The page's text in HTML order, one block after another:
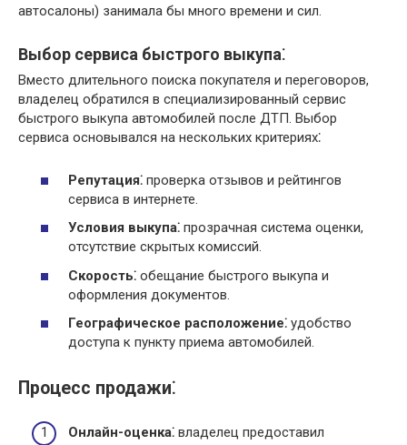
автосалоны) занимала бы много времени и сил.
Выбор сервиса быстрого выкупа⁚
Вместо длительного поиска покупателя и переговоров,
владелец обратился в специализированный сервис
быстрого выкупа автомобилей после ДТП. Выбор
сервиса основывался на нескольких критериях⁚
Репутация⁚ проверка отзывов и рейтингов
сервиса в интернете.
Условия выкупа⁚ прозрачная система оценки,
отсутствие скрытых комиссий.
Скорость⁚ обещание быстрого выкупа и
оформления документов.
Географическое расположение⁚ удобство
доступа к пункту приема автомобилей.
Процесс продажи⁚
Онлайн-оценка⁚ владелец предоставил